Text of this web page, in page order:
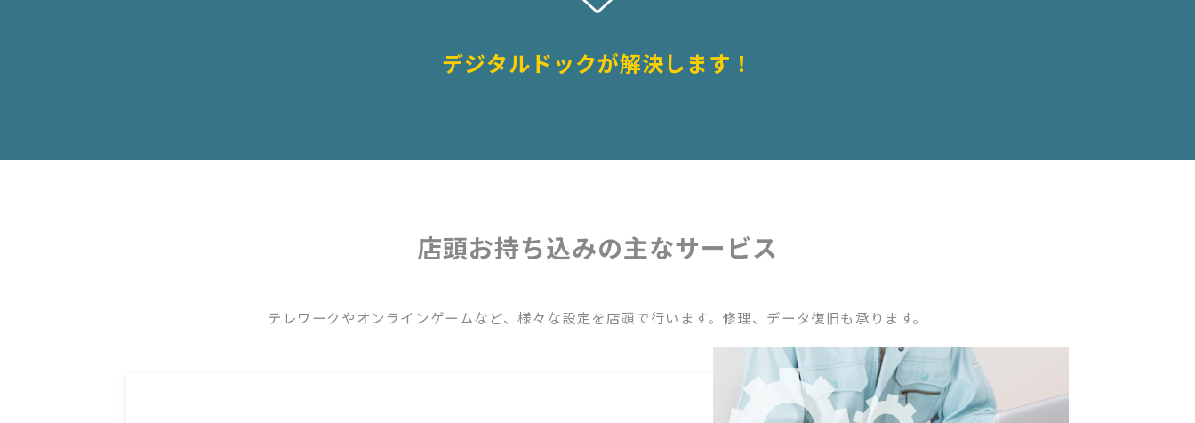
デジタルドックが解決します！
店頭お持ち込みの主なサービス
テレワークやオンラインゲームなど、様々な設定を店頭で行います。修理、データ復旧も承ります。